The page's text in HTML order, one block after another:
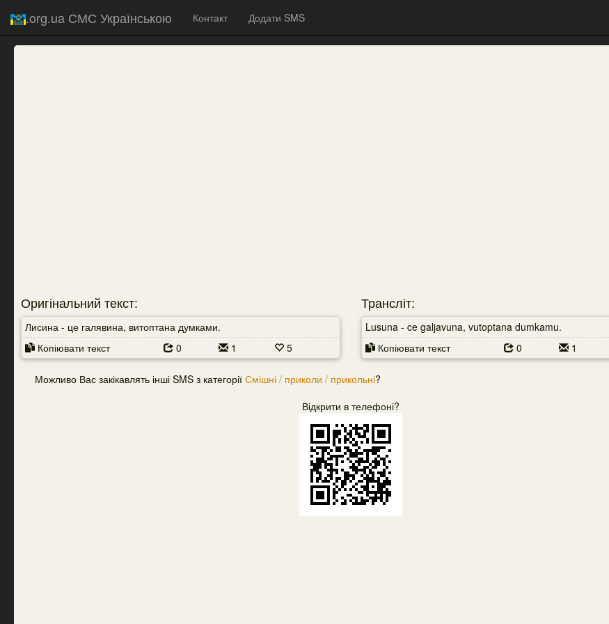
.org.ua СМС Українською Контакт Додати SMS
Оригінальний текст:
Лисина - це галявина, витоптана думками.
Копіювати текст
0 1 5
Трансліт:
Lusuna - ce galjavuna, vutoptana dumkamu.
Копіювати текст
0 1
Можливо Вас закікавлять інші SMS з категорії Смішні / приколи / прикольні?
Відкрити в телефоні?